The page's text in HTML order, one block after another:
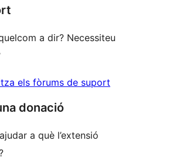
a dir? Necessiteu
els fòrums de suport
donació
a què l’extensió